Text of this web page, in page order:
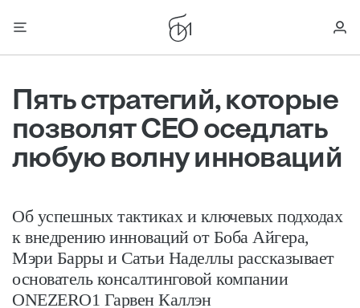
Пять стратегий, которые
позволят CEO оседлать
любую волну инноваций
Об успешных тактиках и ключевых подходах
к внедрению инноваций от Боба Айгера,
Мэри Барры и Сатьи Наделлы рассказывает
основатель консалтинговой компании
ONEZERO1 Гарвен Каллэн